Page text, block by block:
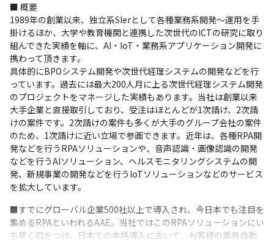
■ 概要
1989年の創業以来、独立系SIerとして各種業務系開発～運用を手
掛けるほか、大学や教育機関と連携した次世代のICTの研究に取り
組んできた実績を軸に、AI・IoT・業務系アプリケーション開発に
携わって頂きます。
具体的にBPOシステム開発や次世代経理システムの開発などを行
っています。過去には最大200人月に上る次世代経理システム開発
のプロジェクトをマネージした実績もあります。当社は創業以来
大手企業と直接取引しており、受注はほとんどが1次請け、2次請
けの案件です。2次請けの案件も多くが大手のグループ会社の案件
のため、1次請けに近い立場で参画できます。近年は、各種RPA開
発などを行うRPAソリューションや、音声認識・画像認識の開発
などを行うAIソリューション、ヘルスモニタリングシステムの開
発、新規事業の開発などを行うIoTソリューションなどのサービス
を拡大しています。
■すでにグローバル企業500社以上で導入され、今日本でも注目を
集めるRPAといわれるAAE。当社ではこのRPAソリューションにい
ち早く目をつけ、日本での本格導入において、お客様の業務自動